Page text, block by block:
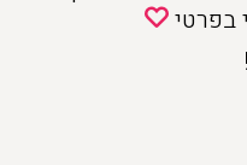
בפרטי